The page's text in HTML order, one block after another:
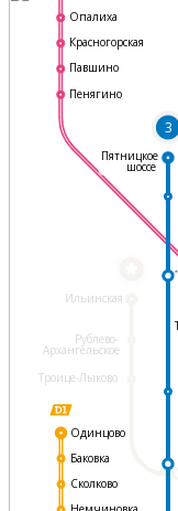
Ильинская
Рублево-
Архангельское
Троице-Лыково
3
Опалиха
Красногорская
Павшино
Пенягино
Одинцово
Баковка
Сколково
Пятницкое
шоссе